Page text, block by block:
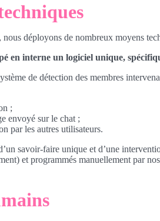
déployons de nombreux moyens
en interne un logiciel unique,
de détection des membres
;
envoyé sur le chat ;
par les autres utilisateurs.
savoir-faire unique et d’une
et programmés manuellement par